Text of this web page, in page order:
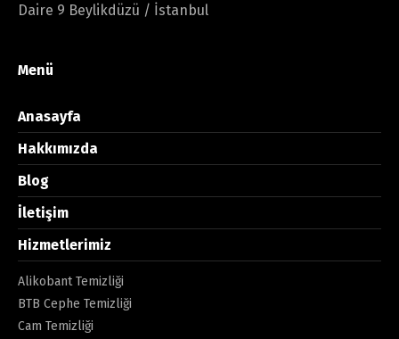
Daire 9 Beylikdüzü / İstanbul
Menü
Anasayfa
Hakkımızda
Blog
İletişim
Hizmetlerimiz
Alikobant Temizliği
BTB Cephe Temizliği
Cam Temizliği